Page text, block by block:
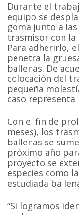
Durante el
equipo se
goma junto a
trasmisor con la
Para adherirlo,
penetra la
ballenas. De
colocación del
pequeña
caso representa
Con el fin de
meses), los
ballenas se
próximo año
proyecto se
especies como
estudiada
“Si logramos